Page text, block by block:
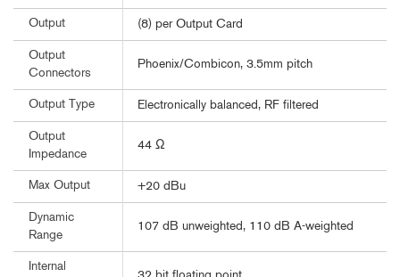
Output (8) per Output Card
Output
Connectors
Phoenix/Combicon, 3.5mm pitch
Output Type Electronically balanced, RF filtered
Output
Impedance
44 Ω
Max Output +20 dBu
Dynamic
Range
107 dB unweighted, 110 dB A-weighted
Internal